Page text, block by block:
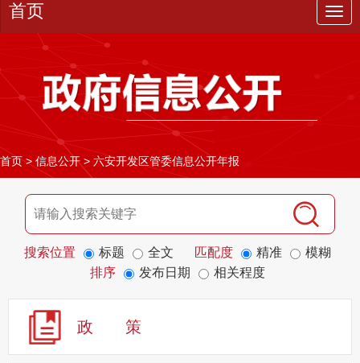
导
航
首页
首页> 信息公开 > 六安开发区管委信息公开年报
搜索位置 标题 全文 匹配度 精准
模糊
排序
发布日期 相关程度
政 策